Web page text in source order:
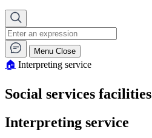
Menu Close
🏠︎ Interpreting service
Social services facilities
Interpreting service